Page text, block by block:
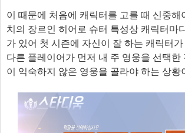
이 때문에 처음에 캐릭터를 고를 때 신중해
치의 장르인 히어로 슈터 특성상 캐릭터마
가 있어 첫 시즌에 자신이 잘 하는 캐릭터
다른 플레이어가 먼저 내 주 영웅을 선택한
이 익숙하지 않은 영웅을 골라야 하는 상황